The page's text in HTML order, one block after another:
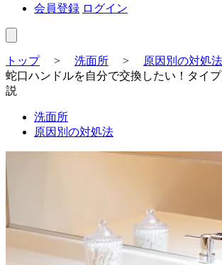
会員登録 ログイン
トップ> 洗面所 > 原因別の対処法
蛇口ハンドルを自分で交換したい！タイ
説
洗面所
原因別の対処法